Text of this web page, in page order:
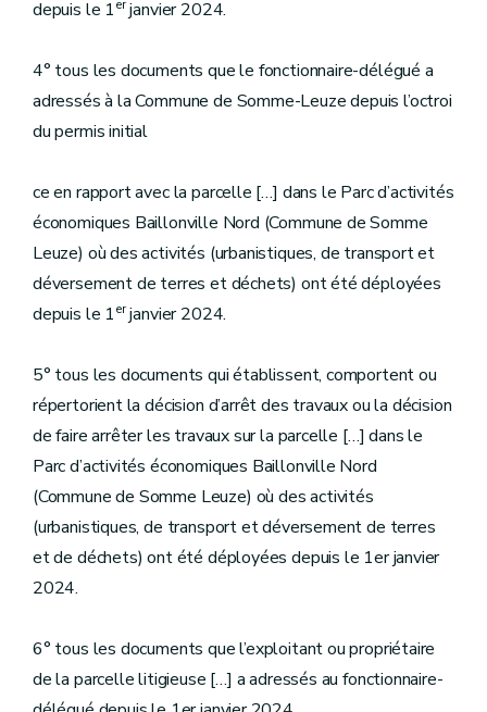
depuis le 1erjanvier 2024.
4° tous les documents que le fonctionnaire-délégué a
adressés à la Commune de Somme-Leuze depuis l’octroi
du permis initial
ce en rapport avec la parcelle […] dans le Parc d’activités
économiques Baillonville Nord (Commune de Somme
Leuze) où des activités (urbanistiques, de transport et
déversement de terres et déchets) ont été déployées
depuis le 1erjanvier 2024.
5° tous les documents qui établissent, comportent ou
répertorient la décision d’arrêt des travaux ou la décision
de faire arrêter les travaux sur la parcelle […] dans le
Parc d’activités économiques Baillonville Nord
(Commune de Somme Leuze) où des activités
(urbanistiques, de transport et déversement de terres
et de déchets) ont été déployées depuis le 1er janvier
2024.
6° tous les documents que l’exploitant ou propriétaire
de la parcelle litigieuse […] a adressés au fonctionnaire-